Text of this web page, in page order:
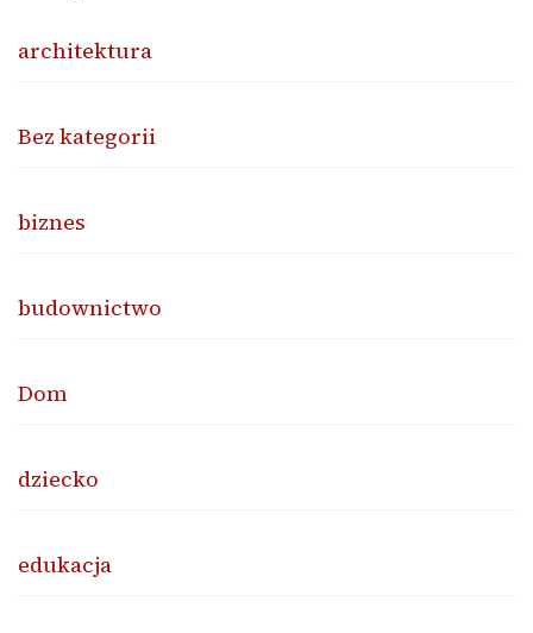
architektura
Bez kategorii
biznes
budownictwo
Dom
dziecko
edukacja